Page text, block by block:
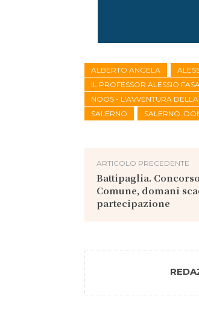
ALBERTO ANGELA
IL PROFESSOR ALESSIO
NOOS - L'AVVENTURA
SALERNO
SALERNO.
ARTICOLO PRECEDENTE
Battipaglia.
Comune, domani
partecipazione